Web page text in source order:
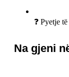
❓ Pyetje
Na gjeni